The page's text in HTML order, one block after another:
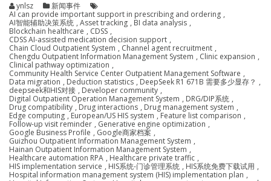
ynlsz
新闻事件
AI can provide important support in prescribing and ordering ,
AI智能辅助决策系统 , Asset tracking , BI data analysis ,
Blockchain healthcare , CDSS ,
CDSS AI-assisted medication decision support ,
Chain Cloud Outpatient System , Channel agent recruitment ,
Chengdu Outpatient Information Management System , Clinic expansion ,
Clinical pathway optimization ,
Community Health Service Center Outpatient Management Software ,
Data migration , Deduction statistics , DeepSeek R1 671B 需要多少显存？ ,
deepseek和HIS对接 , Developer community ,
Digital Outpatient Operation Management System , DRG/DIP系统 ,
Drug compatibility , Drug interactions , Drug management system ,
Edge computing , European/US HIS system , Feature list comparison ,
Follow-up visit reminder , Generative engine optimization ,
Google Business Profile , Google商家档案 ,
Guizhou Outpatient Information Management System ,
Hainan Outpatient Information Management System ,
Healthcare automation RPA , Healthcare private traffic ,
HIS implementation service , HIS系统-门诊管理系统 , HIS系统免费下载试用 ,
Hospital information management system (HIS) implementation plan ,